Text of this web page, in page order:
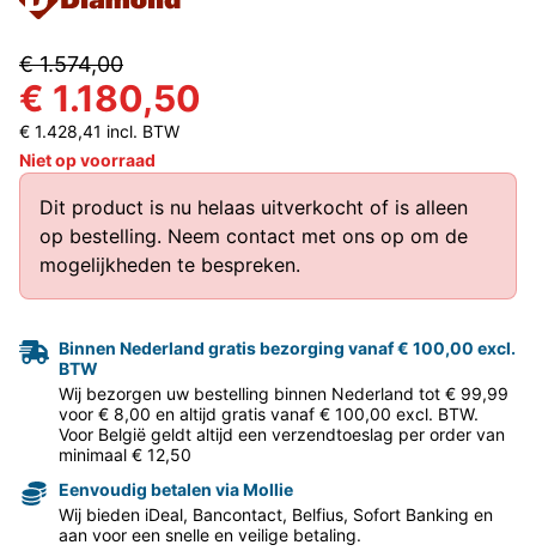
€ 1.574,00
€ 1.180,50
€ 1.428,41 incl. BTW
Niet op voorraad
Dit product is nu helaas uitverkocht of is alleen
op bestelling. Neem contact met ons op om de
mogelijkheden te bespreken.
Binnen Nederland gratis bezorging vanaf € 100,00 excl.
BTW
Wij bezorgen uw bestelling binnen Nederland tot € 99,99
voor € 8,00 en altijd gratis vanaf € 100,00 excl. BTW.
Voor België geldt altijd een verzendtoeslag per order van
minimaal € 12,50
Eenvoudig betalen via Mollie
Wij bieden iDeal, Bancontact, Belfius, Sofort Banking en
aan voor een snelle en veilige betaling.